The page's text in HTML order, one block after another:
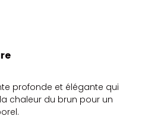
profonde et élégante qui
chaleur du brun pour un